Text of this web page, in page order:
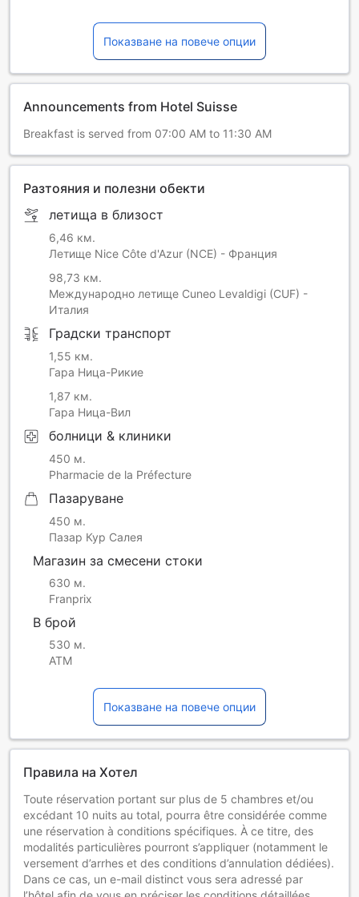
Показване на повече опции
Announcements from Hotel Suisse
Breakfast is served from 07:00 AM to 11:30 AM
Разтояния и полезни обекти
летища в близост
6,46 км.
Летище Nice Côte d'Azur (NCE) - Франция
98,73 км.
Международно летище Cuneo Levaldigi (CUF) -
Италия
Градски транспорт
1,55 км.
Гара Ница-Рикие
1,87 км.
Гара Ница-Вил
болници & клиники
450 м.
Pharmacie de la Préfecture
Пазаруване
450 м.
Пазар Кур Салея
Магазин за смесени стоки
630 м.
Franprix
В брой
530 м.
ATM
Показване на повече опции
Правила на Хотел
Toute réservation portant sur plus de 5 chambres et/ou
excédant 10 nuits au total, pourra être considérée comme
une réservation à conditions spécifiques. À ce titre, des
modalités particulières pourront s’appliquer (notamment le
versement d’arrhes et des conditions d’annulation dédiées).
Dans ce cas, un e-mail distinct vous sera adressé par